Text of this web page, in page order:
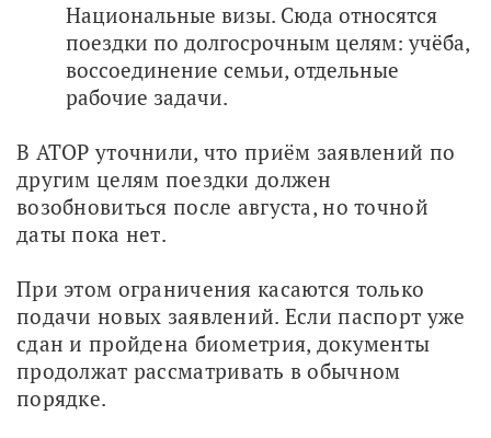
Национальные визы. Сюда относятся
поездки по долгосрочным целям: учёба,
воссоединение семьи, отдельные
рабочие задачи.
В АТОР уточнили, что приём заявлений по
другим целям поездки должен
возобновиться после августа, но точной
даты пока нет.
При этом ограничения касаются только
подачи новых заявлений. Если паспорт уже
сдан и пройдена биометрия, документы
продолжат рассматривать в обычном
порядке.